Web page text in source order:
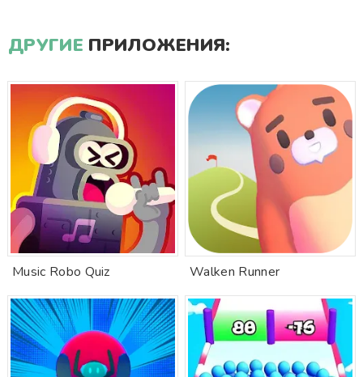
ДРУГИЕ ПРИЛОЖЕНИЯ:
Music Robo Quiz Walken Runner